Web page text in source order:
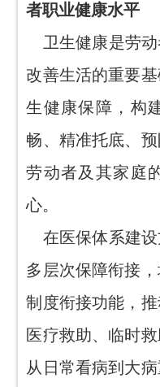
者职业健康水平
卫生健康是劳动
改善生活的重要
生健康保障，构
畅、精准托底、
劳动者及其家庭
心。
在医保体系建设
多层次保障衔接
制度衔接功能，推
医疗救助、临时
从日常看病到大